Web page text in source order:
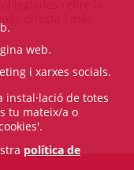
rebre la
web.
i xarxes socials.
instal·lació de totes
tu mateix/a o
política de